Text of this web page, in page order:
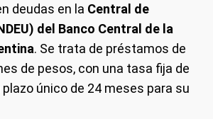
deudas en la Central de
del Banco Central de la
. Se trata de préstamos de
de pesos, con una tasa fija de
plazo único de 24 meses para su